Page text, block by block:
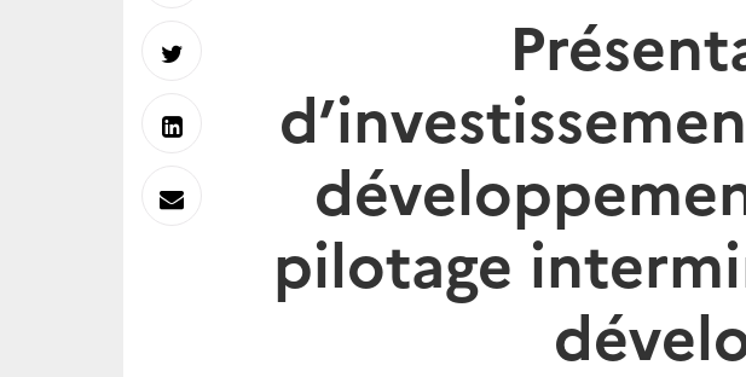
pilotage
sur
Partager
sur
Partager
sur
Envoyer